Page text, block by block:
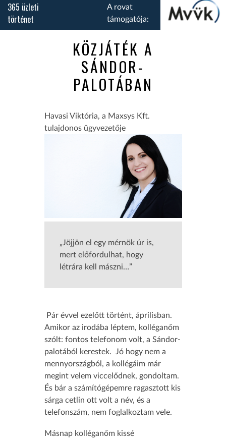
365 üzleti
történet
A rovat
támogatója:
KÖZJÁTÉK A
SÁNDOR-
PALOTÁBAN
Havasi Viktória, a Maxsys Kft.
tulajdonos ügyvezetője
„Jöjjön el egy mérnök úr is,
mert előfordulhat, hogy
létrára kell mászni…”
Pár évvel ezelőtt történt, áprilisban.
Amikor az irodába léptem, kolléganőm
szólt: fontos telefonom volt, a Sándor-
palotából kerestek. Jó hogy nem a
mennyországból, a kollégáim már
megint velem viccelődnek, gondoltam.
És bár a számítógépemre ragasztott kis
sárga cetlin ott volt a név, és a
telefonszám, nem foglalkoztam vele.
Másnap kolléganőm kissé